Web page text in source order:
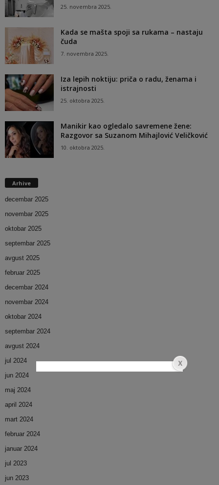
25. novembra 2025.
Kada se mašta spoji sa rukama – nastaju
čuda
7. novembra 2025.
Iza lepih noktiju: priča o radu, ženama i
istrajnosti
25. oktobra 2025.
Manikir kao ogledalo savremene žene:
Razgovor sa Suzanom Mihajlović Veličković
10. oktobra 2025.
Arhive
decembar 2025
novembar 2025
oktobar 2025
septembar 2025
avgust 2025
februar 2025
decembar 2024
novembar 2024
oktobar 2024
septembar 2024
avgust 2024
jul 2024
jun 2024
maj 2024
april 2024
mart 2024
februar 2024
januar 2024
jul 2023
jun 2023